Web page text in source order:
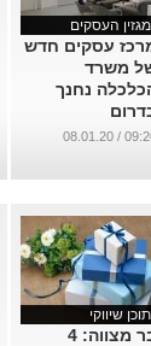
מגזין העסקים
עסקים חדש
משרד
נחנך
09:20 /
תוכן שיווקי
בר מצווה: 4